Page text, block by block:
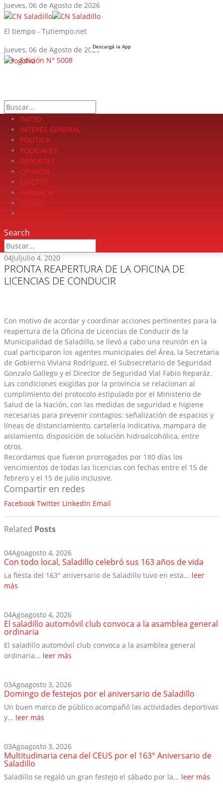
Jueves, 06 de Agosto de 2026
El tiempo - Tutiempo.net
Jueves, 06 de Agosto de 2026
Edición N° 5008
Descargá la App
INICIO
INTERÉS GENERAL
POLÍTICA
POLICIALES
DEPORTES
OPINIÓN
EDICTOS
FARMACIA
VIDEOS
CONTACTO
Search
04Juljulio 4, 2020
PRONTA REAPERTURA DE LA OFICINA DE
LICENCIAS DE CONDUCIR
Con motivo de acordar y coordinar acciones pertinentes para la
reapertura de la Oficina de Licencias de Conducir de la
Municipalidad de Saladillo, se llevó a cabo una reunión en la
cual participaron los agentes municipales del Área, la Secretaria
de Gobierno Viviana Rodríguez, el Subsecretario de Seguridad
Gonzalo Gallego y el Director de Seguridad Vial Fabio Reparáz.
Las condiciones exigidas por la provincia se relacionan al
cumplimiento del protocolo estipulado por el Ministerio de
Salud de la Nación, con las medidas de seguridad e higiene
necesarias para prevenir contagios: señalización de espacios y
líneas de distanciamiento, cartelería indicativa, mampara de
aislamiento, disposición de solución hidroalcohólica, entre
otros.
Recordamos que fueron prorrogados por 180 días los
vencimientos de todas las licencias con fechas entre el 15 de
febrero y el 15 de julio inclusive.
Compartir en redes
Facebook Twitter LinkedIn Email
Related Posts
04Agoagosto 4, 2026
Con todo local, Saladillo celebró sus 163 años de vida
La fiesta del 163° aniversario de Saladillo tuvo en esta... leer
más
04Agoagosto 4, 2026
El saladillo automóvil club convoca a la asamblea general
ordinaria
El saladillo automóvil club convoca a la asamblea general
ordinaria... leer más
03Agoagosto 3, 2026
Domingo de festejos por el aniversario de Saladillo
Un buen marco de público acompañó las actividades deportivas
y... leer más
03Agoagosto 3, 2026
Multitudinaria cena del CEUS por el 163° Aniversario de
Saladillo
Saladillo se regaló un gran festejo el sábado por la... leer más